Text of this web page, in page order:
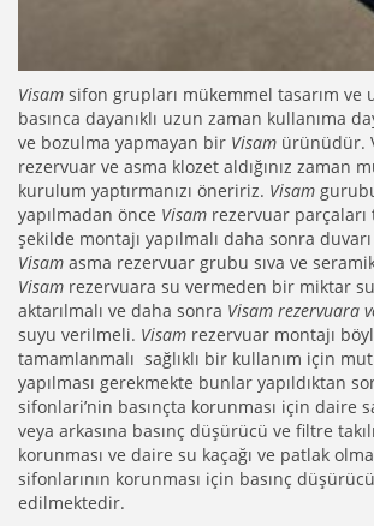
Visam sifon grupları mükemmel tasarım ve
basınca dayanıklı uzun zaman kullanıma
ve bozulma yapmayan bir Visam ürünüdür.
rezervuar ve asma klozet aldığınız zaman
kurulum yaptırmanızı öneririz. Visam
yapılmadan önce Visam rezervuar
şekilde montajı yapılmalı daha sonra
Visam asma rezervuar grubu sıva ve
Visam rezervuara su vermeden bir miktar
aktarılmalı ve daha sonra Visam rezervuara
suyu verilmeli. Visam rezervuar montajı
tamamlanmalı sağlıklı bir kullanım için
yapılması gerekmekte bunlar yapıldıktan
sifonlari’nin basınçta korunması için daire
veya arkasına basınç düşürücü ve filtre
korunması ve daire su kaçağı ve patlak
sifonlarının korunması için basınç
edilmektedir.